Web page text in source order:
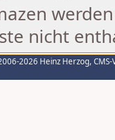
nicht
2026 Heinz Herzog,